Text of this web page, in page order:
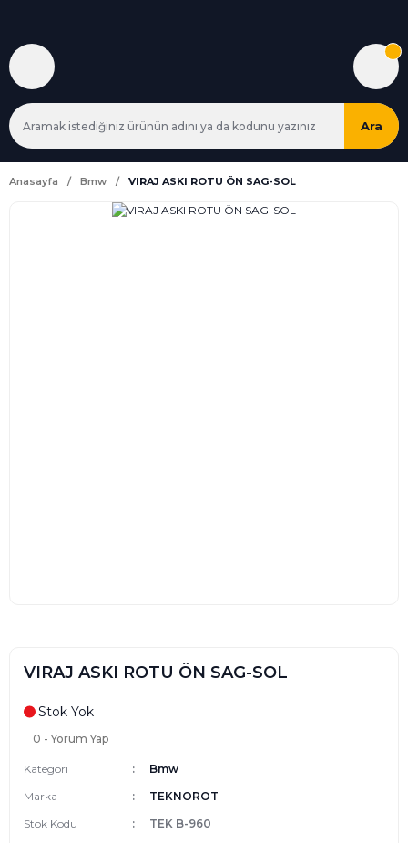
Ara
Anasayfa Bmw VIRAJ ASKI ROTU ÖN SAG-SOL
VIRAJ ASKI ROTU ÖN SAG-SOL
Stok Yok
0 - Yorum Yap
Kategori
Bmw
Marka
TEKNOROT
Stok Kodu
TEK B-960